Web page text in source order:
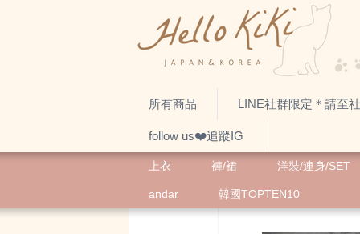
所有商品 LINE社群限定＊請至
follow us❤️追蹤IG
上衣 褲/裙 洋裝/連身/SET
andar 韓國TOPTEN10